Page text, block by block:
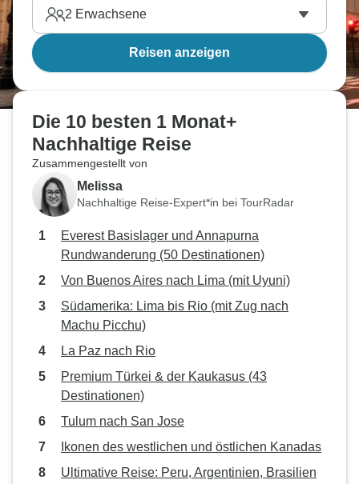
2 Erwachsene
Reisen anzeigen
Die 10 besten 1 Monat+
Nachhaltige Reise
Zusammengestellt von
Melissa
Nachhaltige Reise-Expert*in bei TourRadar
Everest Basislager und Annapurna
Rundwanderung (50 Destinationen)
Von Buenos Aires nach Lima (mit Uyuni)
Südamerika: Lima bis Rio (mit Zug nach
Machu Picchu)
La Paz nach Rio
Premium Türkei & der Kaukasus (43
Destinationen)
Tulum nach San Jose
Ikonen des westlichen und östlichen Kanadas
Ultimative Reise: Peru, Argentinien, Brasilien